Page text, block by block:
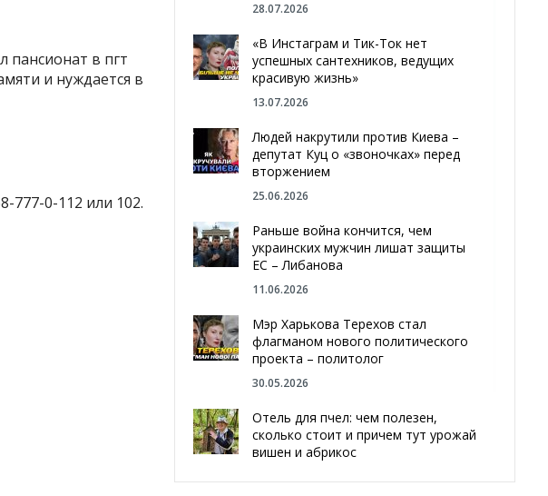
пансионат в пгт
и нуждается в
777-0-112 или 102.
28.07.2026
«В Инстаграм и Тик-Ток нет
успешных сантехников, ведущих
красивую жизнь»
13.07.2026
Людей накрутили против Киева –
депутат Куц о «звоночках» перед
вторжением
25.06.2026
Раньше война кончится, чем
украинских мужчин лишат защиты
ЕС – Либанова
11.06.2026
Мэр Харькова Терехов стал
флагманом нового политического
проекта – политолог
30.05.2026
Отель для пчел: чем полезен,
сколько стоит и причем тут урожай
вишен и абрикос